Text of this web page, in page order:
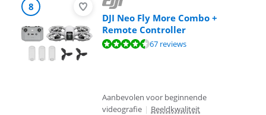
8
DJI Neo Fly More Combo +
Remote Controller
Beoordeling is 8,5 van de 10, gebaseerd op 67 reviews.
67 reviews
Aanbevolen voor beginnende
videografie | Beeldkwaliteit